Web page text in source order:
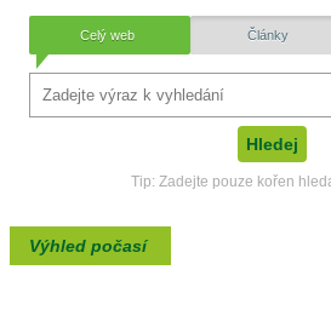
Celý web Články
Tip: Zadejte pouze kořen
Výhled počasí